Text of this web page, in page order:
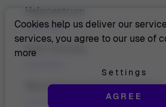
Juul Grietensstraat 9/11, 2140
support@ormoda.com
Maandag t/m donderdag tussen
(CET)
Helpcentrum
Helpcentrum
Bestelinformatie
Over Ormoda
Over Ons
De Voordelen Van Ormoda
Word Lid Van De Ormoda Club
Cookies help us deliver our
services, you agree to our use of
more
Settings
AGREE